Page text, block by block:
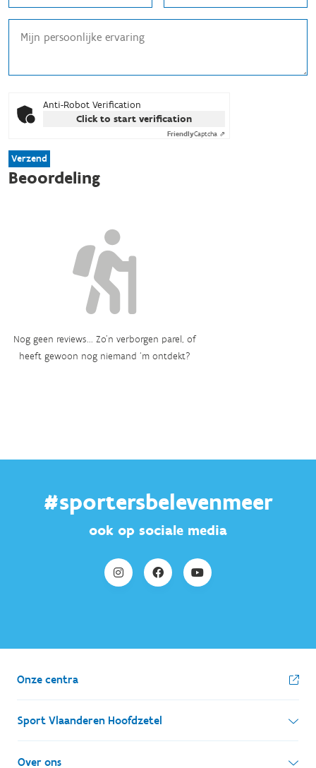
Anti-Robot Verification
Click to start verification
FriendlyCaptcha ⇗
Verzend
Beoordeling
Nog geen reviews... Zo’n verborgen parel, of
heeft gewoon nog niemand ‘m ontdekt?
#sportersbelevenmeer
ook op sociale media
Onze centra
Sport Vlaanderen Hoofdzetel
Simon Bolivarlaan 17
Over ons